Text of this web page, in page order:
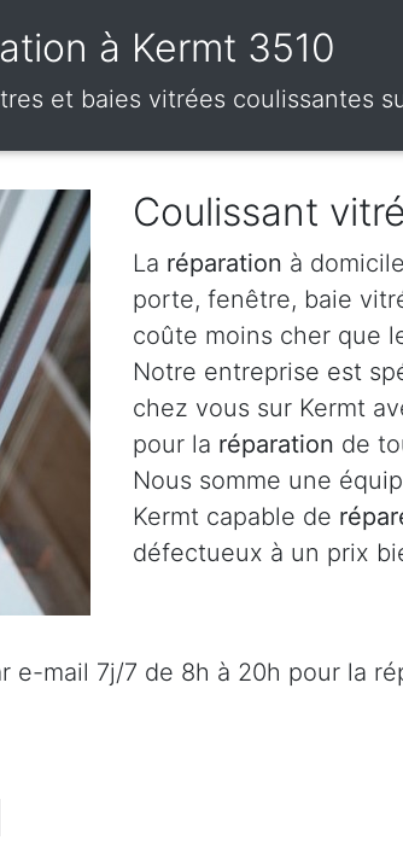
à Kermt 3510
et baies vitrées coulissantes
Coulissant
La réparation à
porte, fenêtre, baie
coûte moins cher que
Notre entreprise est
chez vous sur Kermt
pour la réparation de
Nous somme une
Kermt capable de
défectueux à un prix
mail 7j/7 de 8h à 20h pour la